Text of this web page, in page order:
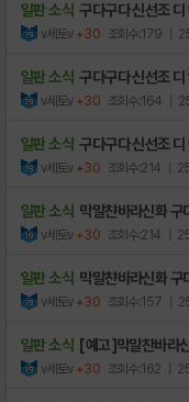
일판 소식 구다구다 신선조
v세토v +30 조회수:179 |
일판 소식 구다구다 신선조
v세토v +30 조회수:164 |
일판 소식 구다구다 신선조
v세토v +30 조회수:214 |
일판 소식 막말챤바라신화 구
v세토v +30 조회수:214 |
일판 소식 막말챤바라신화 구
v세토v +30 조회수:157 |
일판 소식 [예고]막말찬바라
v세토v +30 조회수:162 |